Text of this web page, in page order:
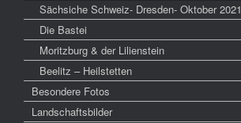
Sächsiche Schweiz- Dresden- Oktober 2021
Die Bastei
Moritzburg & der Lilienstein
Beelitz – Heilstetten
Besondere Fotos
Landschaftsbilder